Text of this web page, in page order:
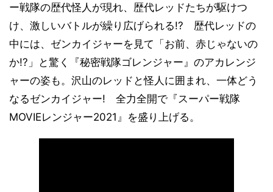
ー戦隊の歴代怪人が現れ、歴代レッドたちが駆けつ
け、激しいバトルが繰り広げられる!? 歴代レッドの
中には、ゼンカイジャーを見て「お前、赤じゃないの
か!?」と驚く『秘密戦隊ゴレンジャー』のアカレンジ
ャーの姿も。沢山のレッドと怪人に囲まれ、一体どう
なるゼンカイジャー! 全力全開で『スーパー戦隊
MOVIEレンジャー2021』を盛り上げる。